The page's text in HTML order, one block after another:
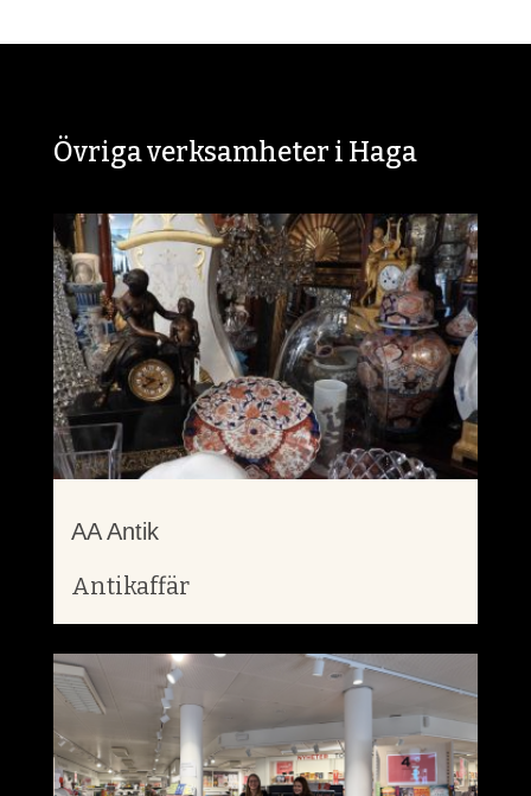
Övriga verksamheter i Haga
AA Antik
Antikaffär